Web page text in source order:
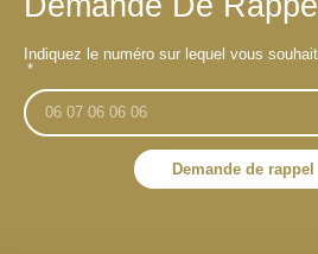
Indiquez le numéro sur lequel vous
Demande de rappel